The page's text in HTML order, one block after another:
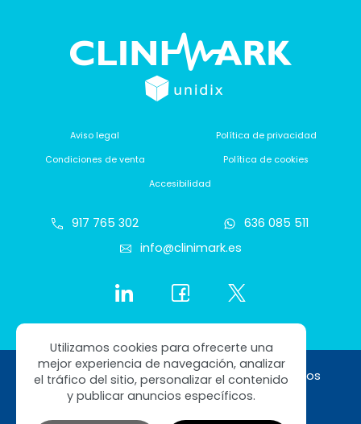
Utilizamos cookies para ofrecerte una
mejor experiencia de navegación, analizar
el tráfico del sitio, personalizar el contenido
y publicar anuncios específicos.
Aviso legal
Política de privacidad
Condiciones de venta
Política de cookies
Accesibilidad
917 765 302
636 085 511
info@clinimark.es
Copyright © 2026 Clinimark. Todos los derechos
reservados